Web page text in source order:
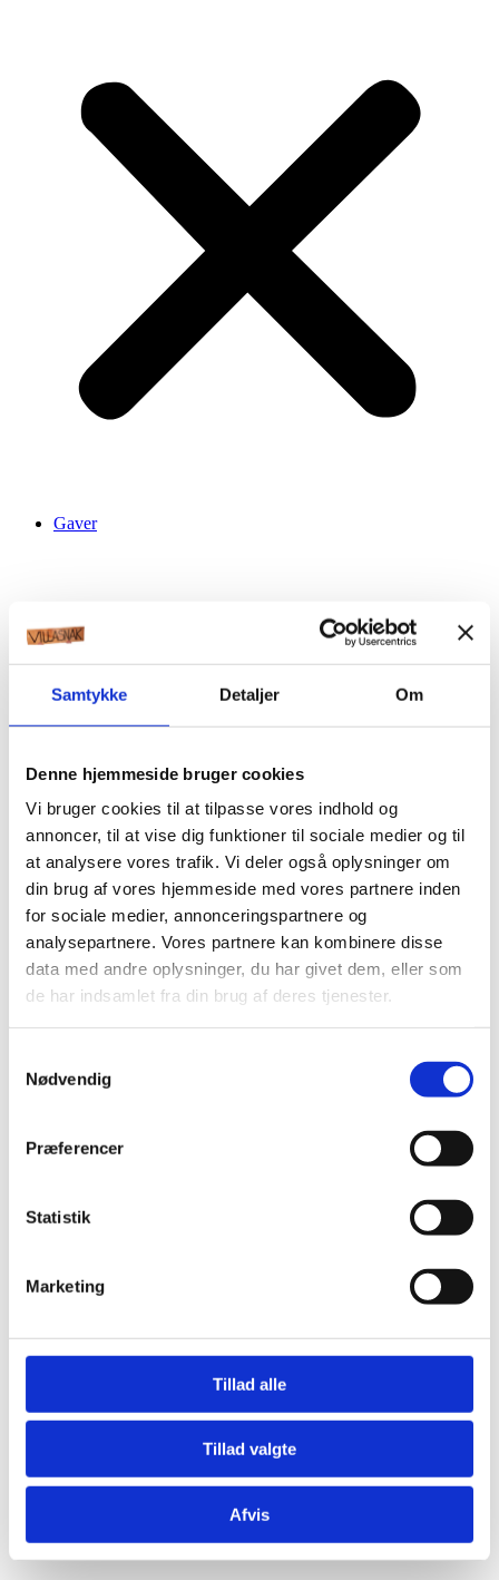
Samtykke Detaljer Om
Denne hjemmeside bruger cookies
Vi bruger cookies til at tilpasse vores indhold og
annoncer, til at vise dig funktioner til sociale medier og til
at analysere vores trafik. Vi deler også oplysninger om
din brug af vores hjemmeside med vores partnere inden
for sociale medier, annonceringspartnere og
analysepartnere. Vores partnere kan kombinere disse
data med andre oplysninger, du har givet dem, eller som
de har indsamlet fra din brug af deres tjenester.
Nødvendig
Præferencer
Statistik
Marketing
Tillad alle
Tillad valgte
Afvis
Gaver
Krystaller